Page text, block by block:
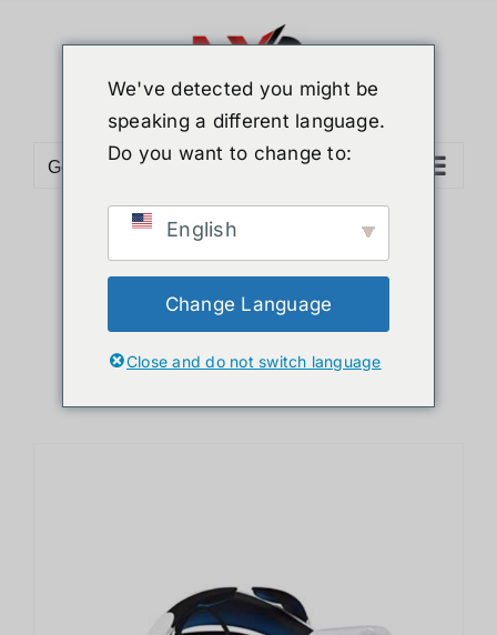
Go to...
Sort byName
Show36 Products
We've detected you might be
speaking a different language.
Do you want to change to:
English
Change Language
Close and do not switch language